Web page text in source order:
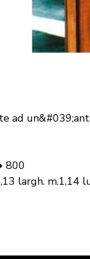
ad
800
largh. m.1,14